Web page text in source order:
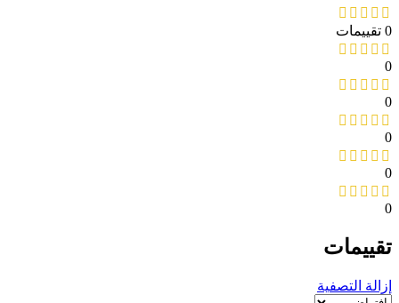
0 تقييمات
0
0
0
0
0
تقييمات
إزالة التصفية